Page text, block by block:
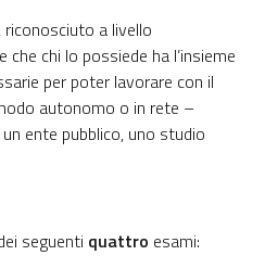
a livello
chi lo possiede ha l’insieme
per poter lavorare con il
autonomo o in rete –
un ente pubblico, uno studio
seguenti quattro esami: